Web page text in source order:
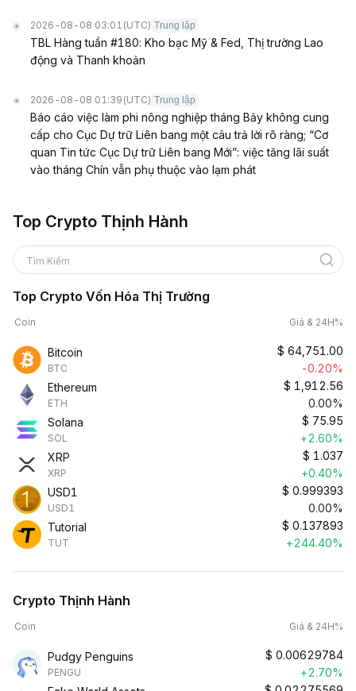
2026-08-08 03:01 (UTC) Trung lập
TBL Hàng tuần #180: Kho bạc Mỹ & Fed, Thị trường Lao
động và Thanh khoản
2026-08-08 01:39 (UTC) Trung lập
Báo cáo việc làm phi nông nghiệp tháng Bảy không cung
cấp cho Cục Dự trữ Liên bang một câu trả lời rõ ràng; “Cơ
quan Tin tức Cục Dự trữ Liên bang Mới”: việc tăng lãi suất
vào tháng Chín vẫn phụ thuộc vào lạm phát
Top Crypto Thịnh Hành
Tìm Kiếm
Top Crypto Vốn Hóa Thị Trường
Coin Giá & 24H%
Bitcoin
BTC
$ 64,751.00
-0.20%
Ethereum
ETH
$ 1,912.56
0.00%
Solana
SOL
$ 75.95
+2.60%
XRP
XRP
$ 1.037
+0.40%
USD1
USD1
$ 0.999393
0.00%
Tutorial
TUT
$ 0.137893
+244.40%
Crypto Thịnh Hành
Coin Giá & 24H%
Pudgy Penguins
PENGU
$ 0.00629784
+2.70%